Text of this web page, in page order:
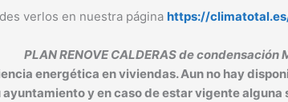
verlos en nuestra página https://
PLAN RENOVE CALDERAS de condensación
energética en viviendas. Aun no hay
y en caso de estar vigente